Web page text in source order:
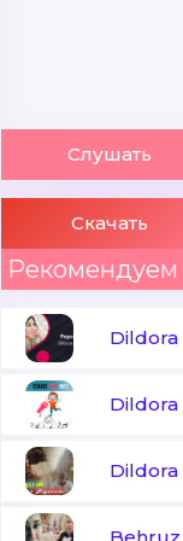
Слушать
Скачать
Рекомендуем
Dildora
Dildora
Dildora